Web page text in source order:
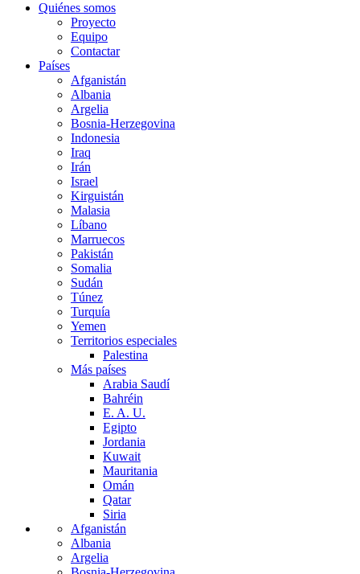
Quiénes somos
Proyecto
Equipo
Contactar
Países
Afganistán
Albania
Argelia
Bosnia-Herzegovina
Indonesia
Iraq
Irán
Israel
Kirguistán
Malasia
Líbano
Marruecos
Pakistán
Somalia
Sudán
Túnez
Turquía
Yemen
Territorios especiales
Palestina
Más países
Arabia Saudí
Bahréin
E. A. U.
Egipto
Jordania
Kuwait
Mauritania
Omán
Qatar
Siria
Afganistán
Albania
Argelia